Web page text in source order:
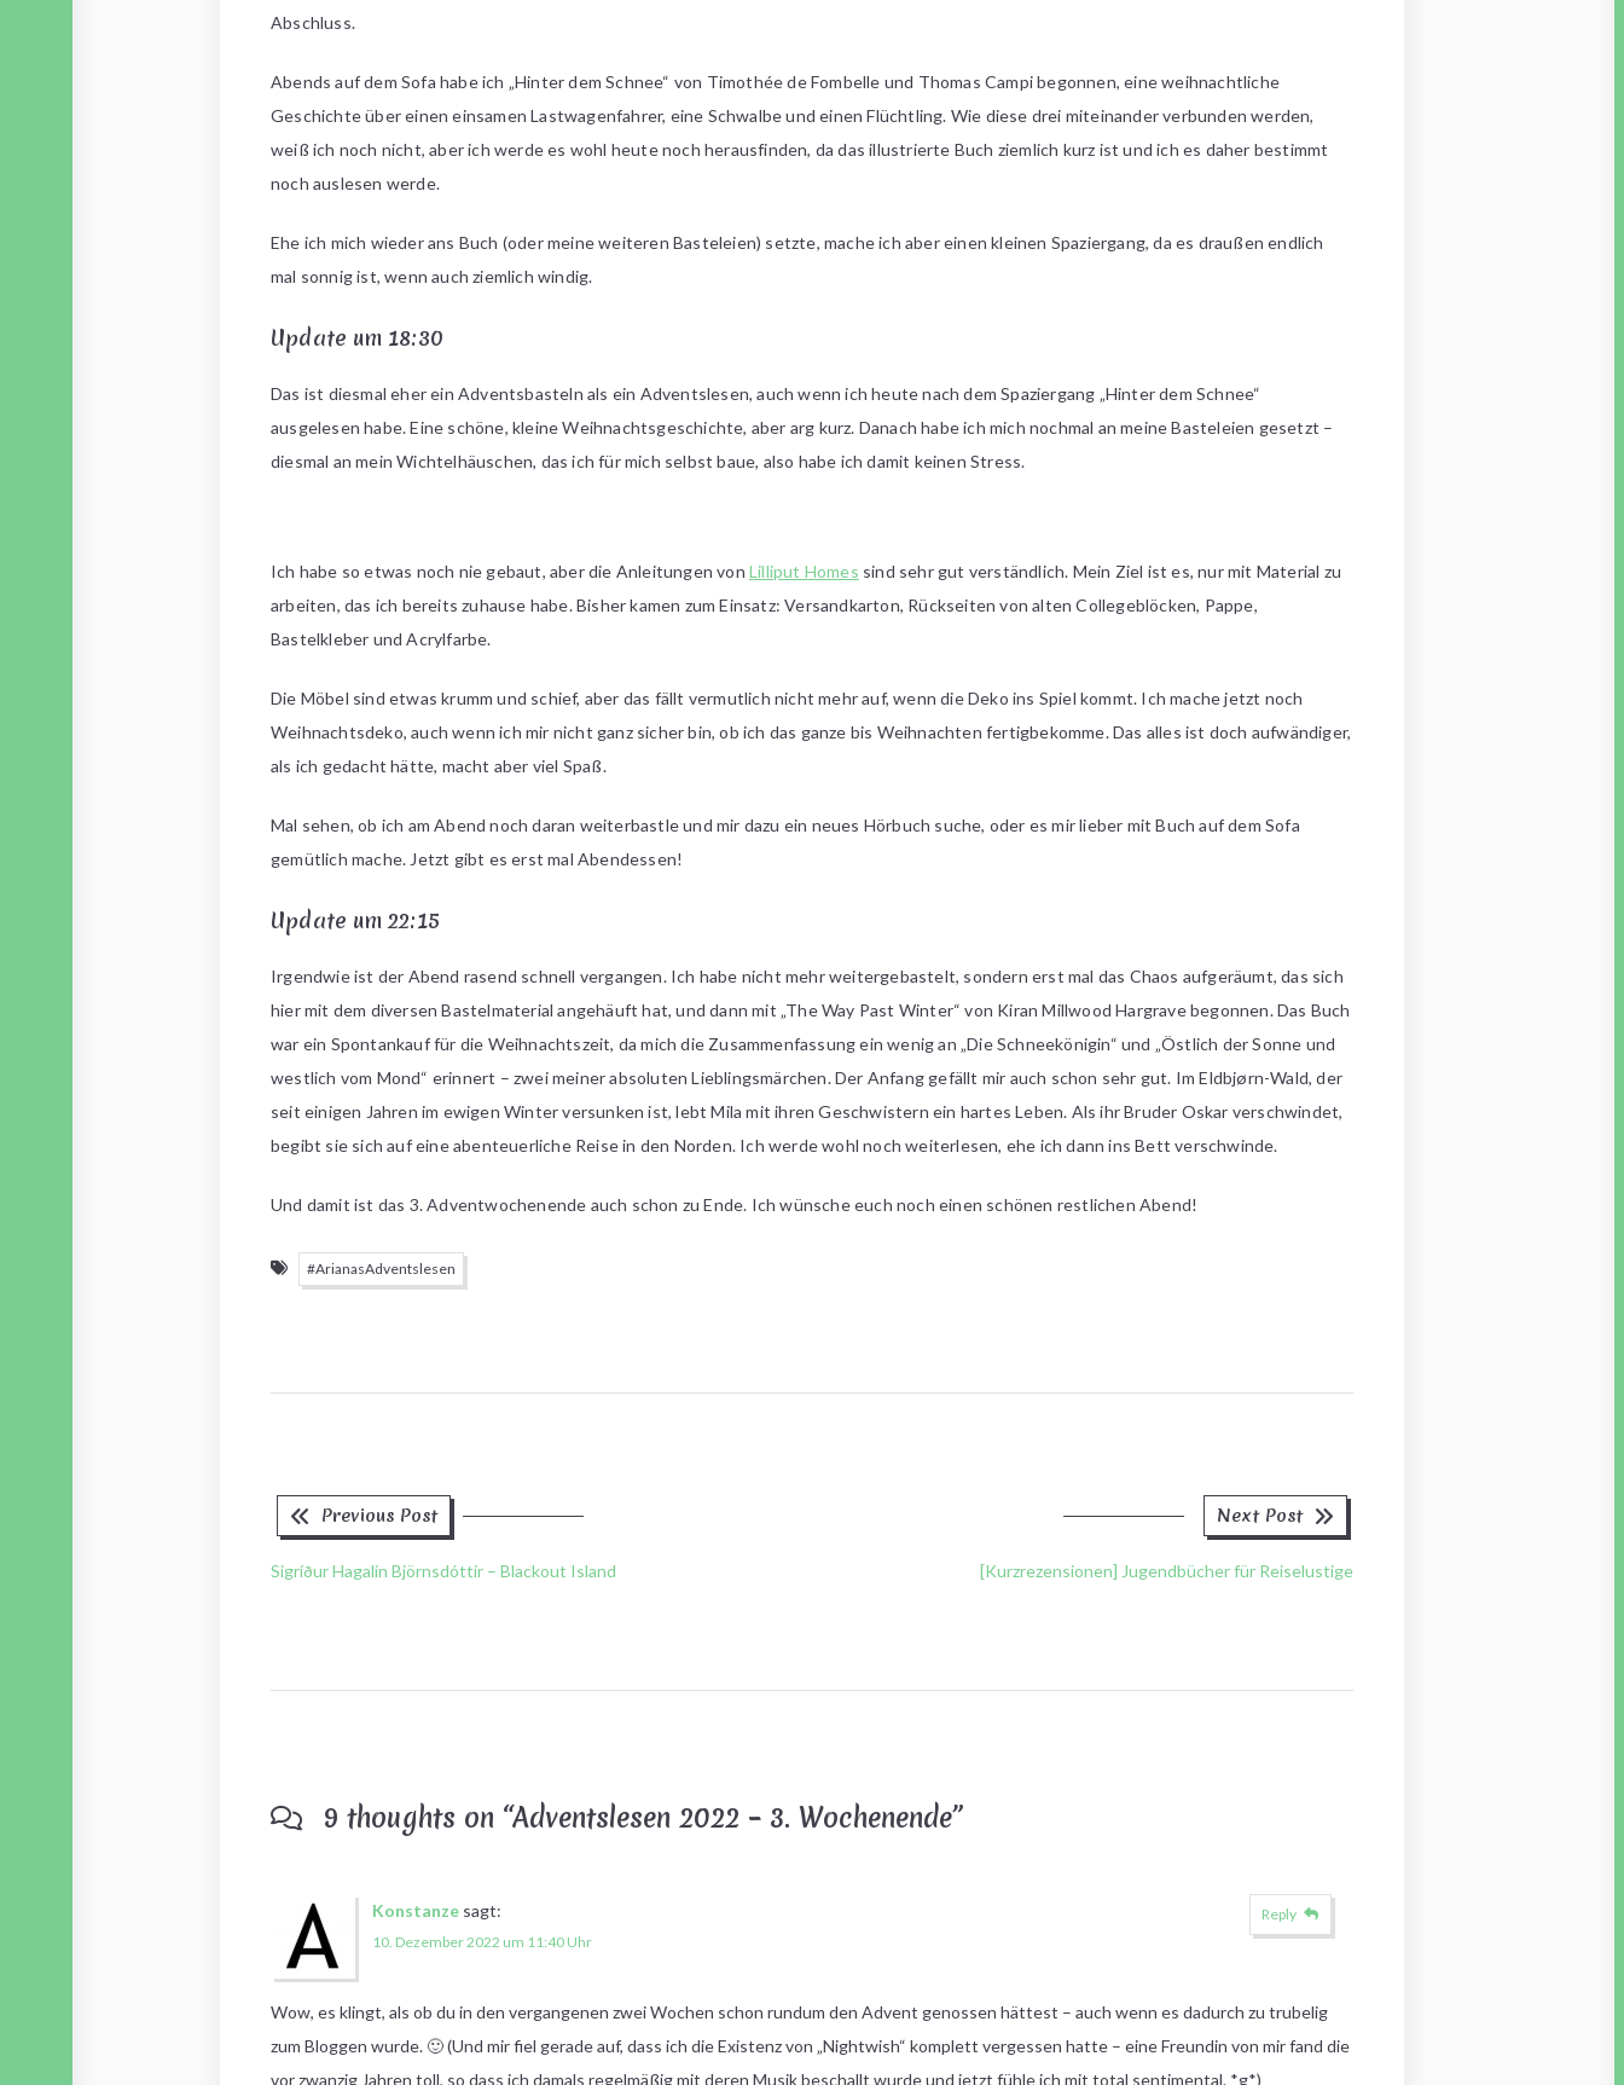
Abschluss.
Abends auf dem Sofa habe ich „Hinter dem Schnee“ von Timothée de Fombelle und Thomas Campi begonnen, eine weihnachtliche
Geschichte über einen einsamen Lastwagenfahrer, eine Schwalbe und einen Flüchtling. Wie diese drei miteinander verbunden werden,
weiß ich noch nicht, aber ich werde es wohl heute noch herausfinden, da das illustrierte Buch ziemlich kurz ist und ich es daher bestimmt
noch auslesen werde.
Ehe ich mich wieder ans Buch (oder meine weiteren Basteleien) setzte, mache ich aber einen kleinen Spaziergang, da es draußen endlich
mal sonnig ist, wenn auch ziemlich windig.
Update um 18:30
Das ist diesmal eher ein Adventsbasteln als ein Adventslesen, auch wenn ich heute nach dem Spaziergang „Hinter dem Schnee“
ausgelesen habe. Eine schöne, kleine Weihnachtsgeschichte, aber arg kurz. Danach habe ich mich nochmal an meine Basteleien gesetzt –
diesmal an mein Wichtelhäuschen, das ich für mich selbst baue, also habe ich damit keinen Stress.
Ich habe so etwas noch nie gebaut, aber die Anleitungen vonLilliput Homes sind sehr gut verständlich. Mein Ziel ist es, nur mit Material zu
arbeiten, das ich bereits zuhause habe. Bisher kamen zum Einsatz: Versandkarton, Rückseiten von alten Collegeblöcken, Pappe,
Bastelkleber und Acrylfarbe.
Die Möbel sind etwas krumm und schief, aber das fällt vermutlich nicht mehr auf, wenn die Deko ins Spiel kommt. Ich mache jetzt noch
Weihnachtsdeko, auch wenn ich mir nicht ganz sicher bin, ob ich das ganze bis Weihnachten fertigbekomme. Das alles ist doch aufwändiger,
als ich gedacht hätte, macht aber viel Spaß.
Mal sehen, ob ich am Abend noch daran weiterbastle und mir dazu ein neues Hörbuch suche, oder es mir lieber mit Buch auf dem Sofa
gemütlich mache. Jetzt gibt es erst mal Abendessen!
Update um 22:15
Irgendwie ist der Abend rasend schnell vergangen. Ich habe nicht mehr weitergebastelt, sondern erst mal das Chaos aufgeräumt, das sich
hier mit dem diversen Bastelmaterial angehäuft hat, und dann mit „The Way Past Winter“ von Kiran Millwood Hargrave begonnen. Das Buch
war ein Spontankauf für die Weihnachtszeit, da mich die Zusammenfassung ein wenig an „Die Schneekönigin“ und „Östlich der Sonne und
westlich vom Mond“ erinnert – zwei meiner absoluten Lieblingsmärchen. Der Anfang gefällt mir auch schon sehr gut. Im Eldbjørn-Wald, der
seit einigen Jahren im ewigen Winter versunken ist, lebt Mila mit ihren Geschwistern ein hartes Leben. Als ihr Bruder Oskar verschwindet,
begibt sie sich auf eine abenteuerliche Reise in den Norden. Ich werde wohl noch weiterlesen, ehe ich dann ins Bett verschwinde.
Und damit ist das 3. Adventwochenende auch schon zu Ende. Ich wünsche euch noch einen schönen restlichen Abend!
#ArianasAdventslesen
Beitragsnavigation
Previous Post
Previous
Sigríður Hagalín Björnsdóttir – Blackout Island
Next Post
[Kurzrezensionen] Jugendbücher für Reiselustige
9 thoughts on “Adventslesen 2022 – 3. Wochenende”
Konstanze sagt:
10. Dezember 2022 um 11:40 Uhr
Wow, es klingt, als ob du in den vergangenen zwei Wochen schon rundum den Advent genossen hättest – auch wenn es dadurch zu trubelig
zum Bloggen wurde. 🙂 (Und mir fiel gerade auf, dass ich die Existenz von „Nightwish“ komplett vergessen hatte – eine Freundin von mir fand die
vor zwanzig Jahren toll, so dass ich damals regelmäßig mit deren Musik beschallt wurde und jetzt fühle ich mit total sentimental. *g*)
Reply